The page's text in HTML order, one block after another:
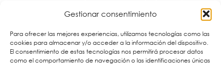
Gestionar consentimiento
Para ofrecer las mejores experiencias, utilizamos tecnologías como las
cookies para almacenar y/o acceder a la información del dispositivo.
El consentimiento de estas tecnologías nos permitirá procesar datos
como el comportamiento de navegación o las identificaciones únicas
gestión coherente de toda la infraestructura de
Cumplimiento normativo y escalabilidad
garantizada